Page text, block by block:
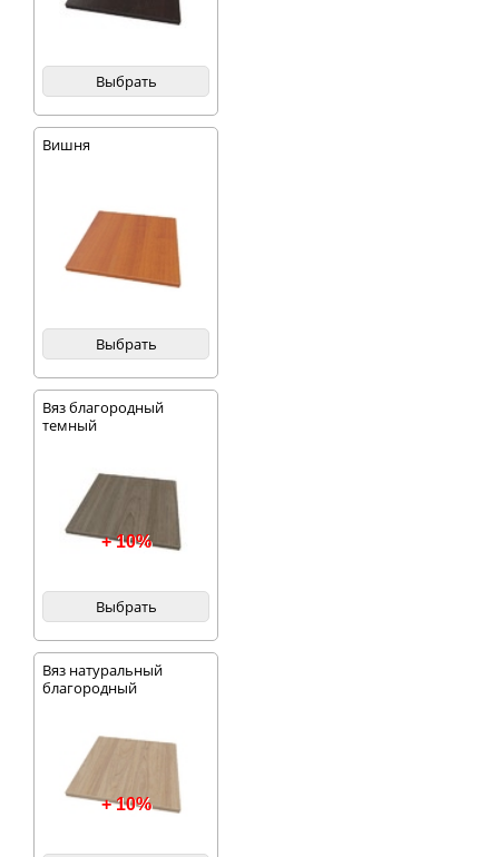
Выбрать
Вишня
Выбрать
Вяз благородный
темный
+ 10%
Выбрать
Вяз натуральный
благородный
+ 10%